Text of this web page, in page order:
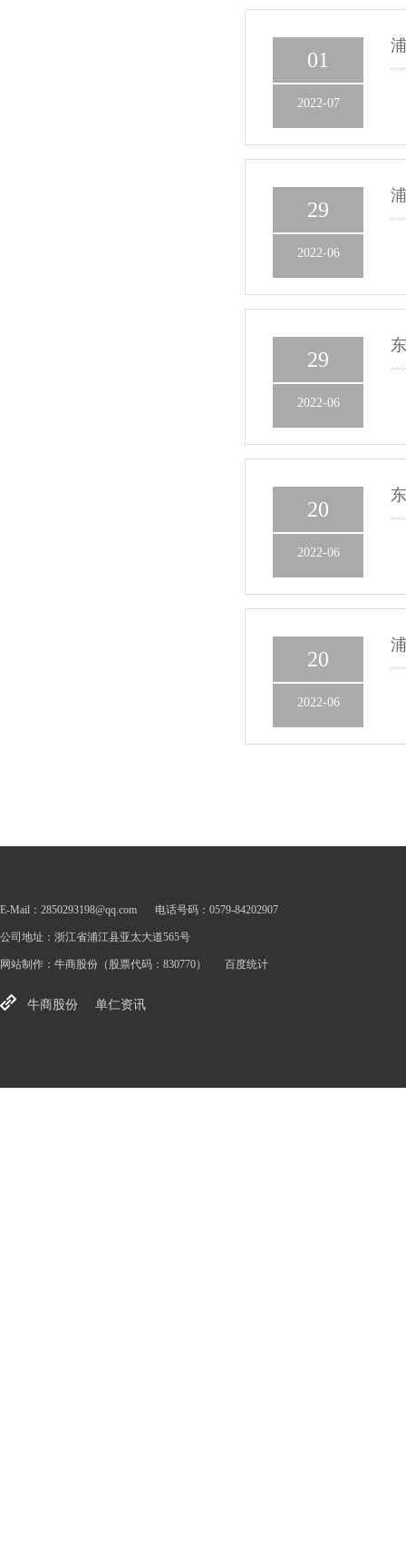
01
2022-07
29
2022-06
29
2022-06
20
2022-06
20
2022-06
E-Mail：2850293198@qq.com 电话号码：0579-84202907
公司地址：浙江省浦江县亚太大道565号
网站制作： 牛商股份 （股票代码：830770） 百度统计
牛商股份 单仁资讯